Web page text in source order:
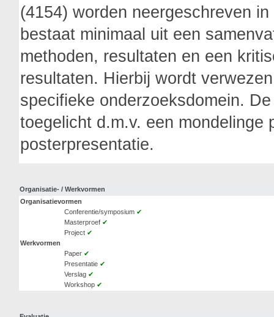
(4154) worden neergeschreven
bestaat minimaal uit een
methoden, resultaten en een
resultaten. Hierbij wordt
specifieke onderzoeksdomein.
toegelicht d.m.v. een mondelinge
posterpresentatie.
Organisatie- / Werkvormen
Organisatievormen
Conferentie/symposium ✔
Masterproef ✔
Project ✔
Werkvormen
Paper ✔
Presentatie ✔
Verslag ✔
Workshop ✔